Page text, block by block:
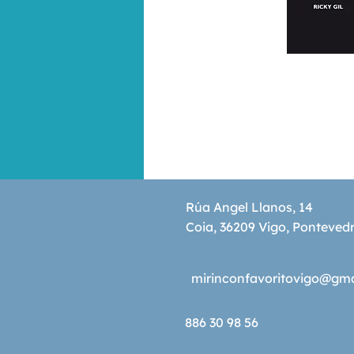
Rúa Angel Llanos, 14
Coia, 36209 Vigo,
886 30 98 56